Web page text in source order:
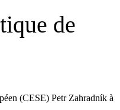
de
(CESE) Petr Zahradník à